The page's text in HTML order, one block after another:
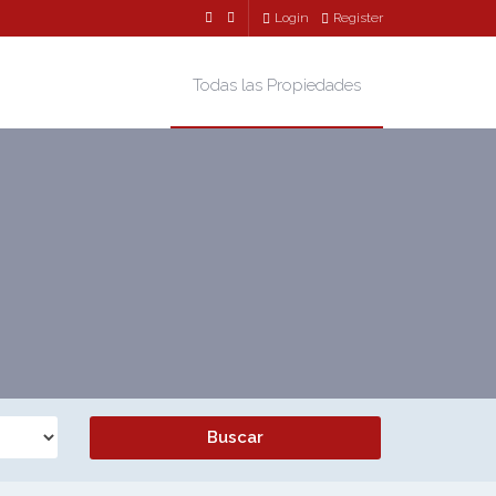
Login Register
Todas las Propiedades